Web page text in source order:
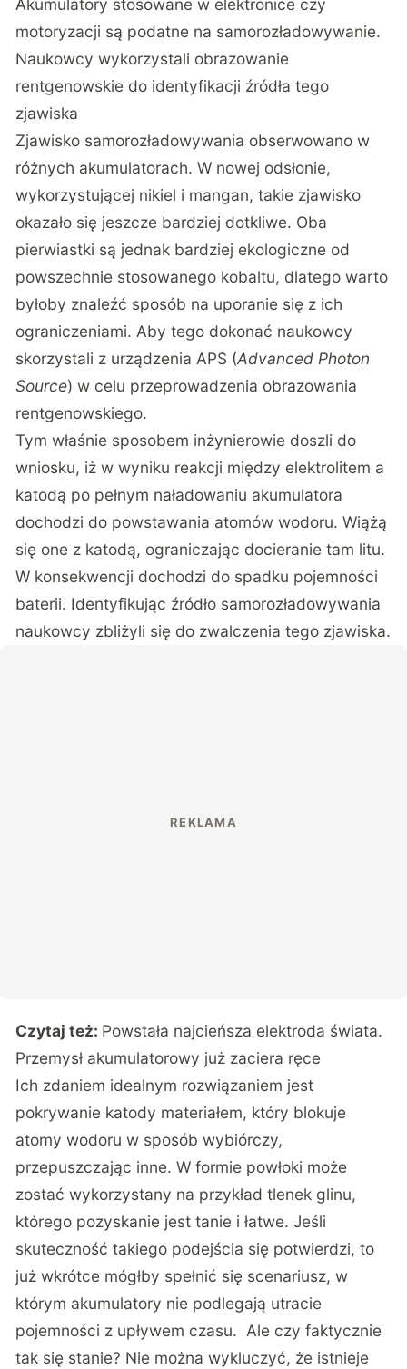
Akumulatory stosowane w elektronice czy
motoryzacji są podatne na samorozładowywanie.
Naukowcy wykorzystali obrazowanie
rentgenowskie do identyfikacji źródła tego
zjawiska
Zjawisko samorozładowywania obserwowano w
różnych akumulatorach. W nowej odsłonie,
wykorzystującej nikiel i mangan, takie zjawisko
okazało się jeszcze bardziej dotkliwe. Oba
pierwiastki są jednak bardziej ekologiczne od
powszechnie stosowanego kobaltu, dlatego warto
byłoby znaleźć sposób na uporanie się z ich
ograniczeniami. Aby tego dokonać naukowcy
skorzystali z urządzenia APS (Advanced Photon
Source) w celu przeprowadzenia obrazowania
rentgenowskiego.
Tym właśnie sposobem inżynierowie doszli do
wniosku, iż w wyniku reakcji między elektrolitem a
katodą po pełnym naładowaniu akumulatora
dochodzi do powstawania atomów wodoru. Wiążą
się one z katodą, ograniczając docieranie tam litu.
W konsekwencji dochodzi do spadku pojemności
baterii. Identyfikując źródło samorozładowywania
naukowcy zbliżyli się do zwalczenia tego zjawiska.
Czytaj też: Powstała najcieńsza elektroda świata.
Przemysł akumulatorowy już zaciera ręce
Ich zdaniem idealnym rozwiązaniem jest
pokrywanie katody materiałem, który blokuje
atomy wodoru w sposób wybiórczy,
przepuszczając inne. W formie powłoki może
zostać wykorzystany na przykład tlenek glinu,
którego pozyskanie jest tanie i łatwe. Jeśli
skuteczność takiego podejścia się potwierdzi, to
już wkrótce mógłby spełnić się scenariusz, w
którym akumulatory nie podlegają utracie
pojemności z upływem czasu. Ale czy faktycznie
tak się stanie? Nie można wykluczyć, że istnieje